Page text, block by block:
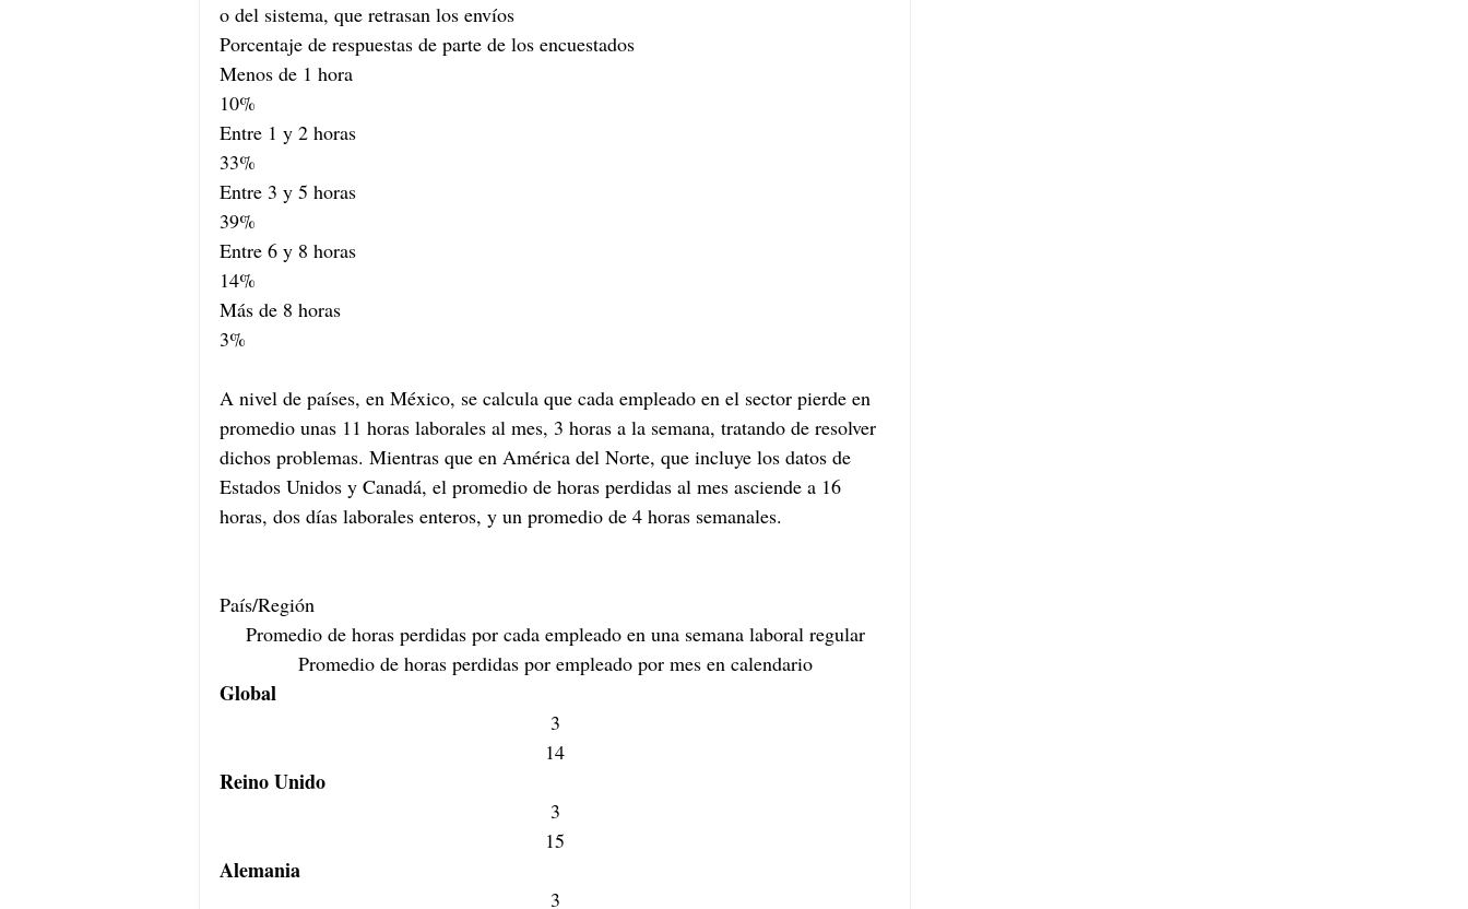
o del sistema, que retrasan los envíos
Porcentaje de respuestas de parte de los encuestados
Menos de 1 hora
10%
Entre 1 y 2 horas
33%
Entre 3 y 5 horas
39%
Entre 6 y 8 horas
14%
Más de 8 horas
3%
A nivel de países, en México, se calcula que cada empleado en el sector pierde en
promedio unas 11 horas laborales al mes, 3 horas a la semana, tratando de resolver
dichos problemas. Mientras que en América del Norte, que incluye los datos de
Estados Unidos y Canadá, el promedio de horas perdidas al mes asciende a 16
horas, dos días laborales enteros, y un promedio de 4 horas semanales.
País/Región
Promedio de horas perdidas por cada empleado en una semana laboral regular
Promedio de horas perdidas por empleado por mes en calendario
Global
3
14
Reino Unido
3
15
Alemania
3